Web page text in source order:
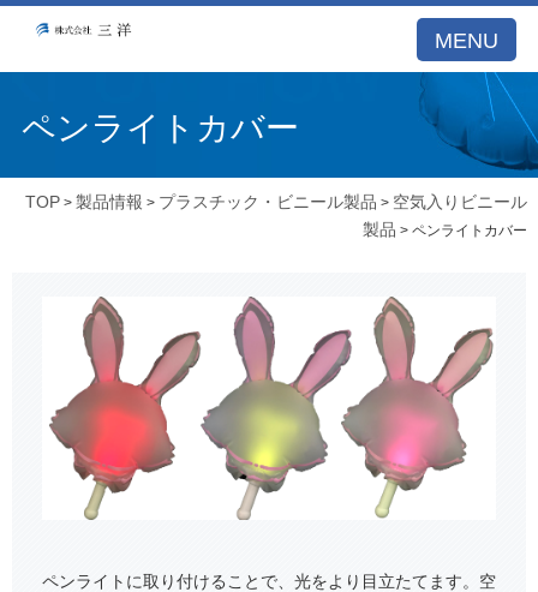
MENU
ペンライトカバー
TOP >製品情報 > プラスチック・ビニール製品 > 空気入りビニール
製品 > ペンライトカバー
ペンライトに取り付けることで、光をより目立たてます。空